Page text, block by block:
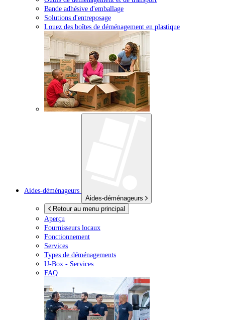
Bande adhésive d'emballage
Solutions d'entreposage
Louez des boîtes de déménagement en plastique
Aides-déménageurs
Aides-déménageurs
Retour au menu principal
Aperçu
Fournisseurs locaux
Fonctionnement
Services
Types de déménagements
U-Box - Services
FAQ